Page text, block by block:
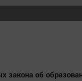
закона об